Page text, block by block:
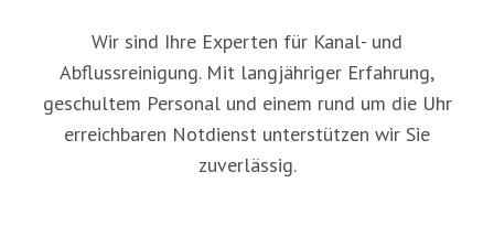
Wir sind Ihre Experten für Kanal- und
Abflussreinigung. Mit langjähriger Erfahrung,
geschultem Personal und einem rund um die Uhr
erreichbaren Notdienst unterstützen wir Sie
zuverlässig.